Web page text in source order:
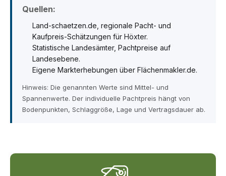
Quellen:
Land-schaetzen.de, regionale Pacht- und
Kaufpreis-Schätzungen für Höxter.
Statistische Landesämter, Pachtpreise auf
Landesebene.
Eigene Markterhebungen über Flächenmakler.de.
Hinweis: Die genannten Werte sind Mittel- und
Spannenwerte. Der individuelle Pachtpreis hängt von
Bodenpunkten, Schlaggröße, Lage und Vertragsdauer ab.